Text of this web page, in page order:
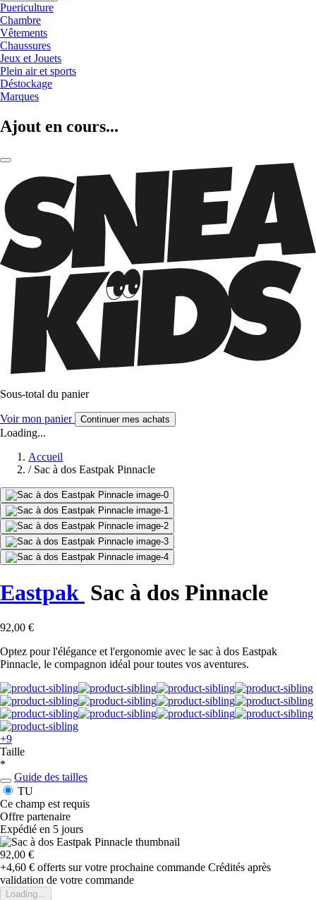
Puericulture
Chambre
Vêtements
Chaussures
Jeux et Jouets
Plein air et sports
Déstockage
Marques
Ajout en cours...
Sous-total du panier
Voir mon panier Continuer mes achats
Loading...
Accueil
/ Sac à dos Eastpak Pinnacle
Eastpak Sac à dos Pinnacle
92,00 €
Optez pour l'élégance et l'ergonomie avec le sac à dos Eastpak
Pinnacle, le compagnon idéal pour toutes vos aventures.
+9
Taille
*
Guide des tailles
TU
Ce champ est requis
Offre partenaire
Expédié en 5 jours
92,00 €
+4,60 € offerts sur votre prochaine commande Crédités après
validation de votre commande
Loading...